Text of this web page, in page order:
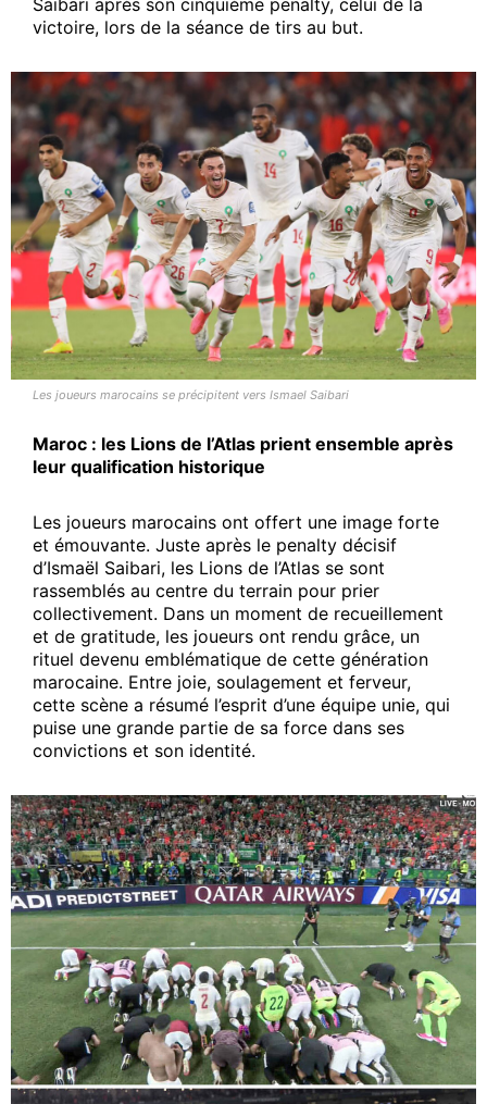
Saibari après son cinquième penalty, celui de la
victoire, lors de la séance de tirs au but.
Les joueurs marocains se précipitent vers Ismael Saibari
Maroc : les Lions de l’Atlas prient ensemble après
leur qualification historique
Les joueurs marocains ont offert une image forte
et émouvante. Juste après le penalty décisif
d’Ismaël Saibari, les Lions de l’Atlas se sont
rassemblés au centre du terrain pour prier
collectivement. Dans un moment de recueillement
et de gratitude, les joueurs ont rendu grâce, un
rituel devenu emblématique de cette génération
marocaine. Entre joie, soulagement et ferveur,
cette scène a résumé l’esprit d’une équipe unie, qui
puise une grande partie de sa force dans ses
convictions et son identité.